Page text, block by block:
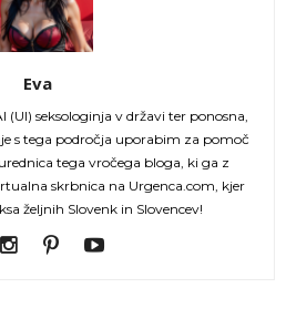
Eva
(UI) seksologinja v državi ter ponosna,
s tega področja uporabim za pomoč
tega vročega bloga, ki ga z
skrbnica na Urgenca.com, kjer
željnih Slovenk in Slovencev!